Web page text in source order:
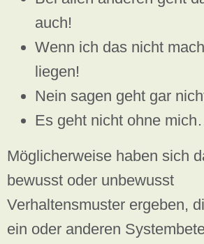
auch!
Wenn ich das nicht
liegen!
Nein sagen geht gar
Es geht nicht ohne
Möglicherweise haben sich
bewusst oder unbewusst
Verhaltensmuster ergeben,
ein oder anderen